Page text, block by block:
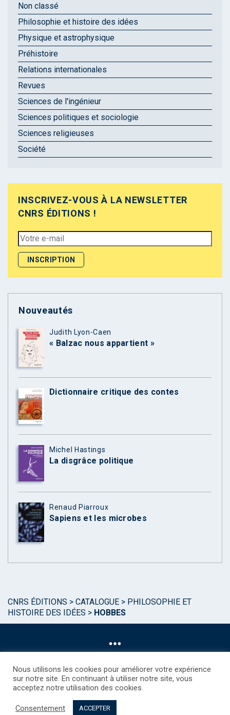
Non classé
Philosophie et histoire des idées
Physique et astrophysique
Préhistoire
Relations internationales
Revues
Sciences de l'ingénieur
Sciences politiques et sociologie
Sciences religieuses
Société
INSCRIVEZ-VOUS À LA NEWSLETTER
CNRS ÉDITIONS !
Nouveautés
Judith Lyon-Caen
« Balzac nous appartient »
Dictionnaire critique des contes
Michel Hastings
La disgrâce politique
Renaud Piarroux
Sapiens et les microbes
CNRS ÉDITIONS > CATALOGUE > PHILOSOPHIE ET
HISTOIRE DES IDÉES > HOBBES
©CNRS EDITIONS 2025
Droits étrangers / Foreign rights
Nous utilisons les cookies pour améliorer votre expérience
sur notre site. En continuant à utiliser notre site, vous
acceptez notre utilisation des cookies.
Consentement ACCEPTER